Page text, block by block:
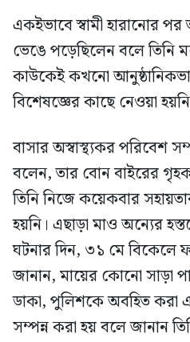
একইভাবে স্বামী হারানোর
ভেঙে পড়েছিলেন বলে তিনি
কাউকেই কখনো
বিশেষজ্ঞের কাছে নেওয়া
বাসার অস্বাস্থ্যকর পরিবেশ
বলেন, তার বোন বাইরের
তিনি নিজে কয়েকবার
হয়নি। এছাড়া মাও অন্যের
ঘটনার দিন, ৩১ মে বিকেলে
জানান, মায়ের কোনো সাড়া
ডাকা, পুলিশকে অবহিত করা
সম্পন্ন করা হয় বলে জানান